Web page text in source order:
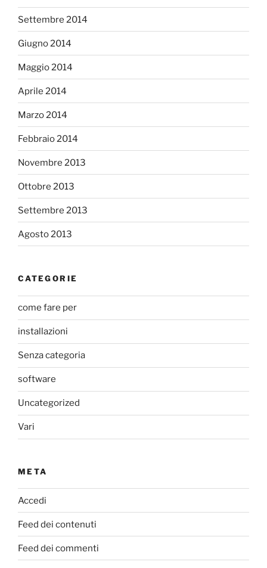
Settembre 2014
Giugno 2014
Maggio 2014
Aprile 2014
Marzo 2014
Febbraio 2014
Novembre 2013
Ottobre 2013
Settembre 2013
Agosto 2013
CATEGORIE
come fare per
installazioni
Senza categoria
software
Uncategorized
Vari
META
Accedi
Feed dei contenuti
Feed dei commenti